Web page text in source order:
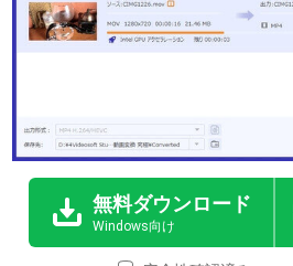
無料ダウンロード
Windows向け